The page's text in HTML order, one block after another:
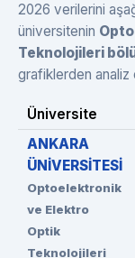
2026 verilerini
üniversitenin
Teknolojileri
grafiklerden analiz
Üniversite
ANKARA
ÜNİVERSİTESİ
Optoelektronik
ve Elektro
Optik
Teknolojileri